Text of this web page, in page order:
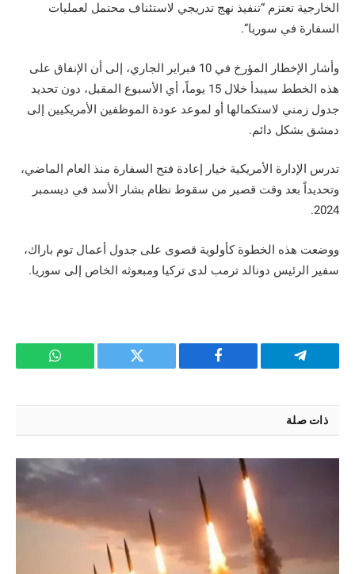
الخارجية تعتزم “تنفيذ نهج تدريجي لاستئناف محتمل لعمليات
السفارة في سوريا”.
وأشار الإخطار المؤرخ في 10 فبراير الجاري، إلى أن الإنفاق على
هذه الخطط سيبدأ خلال 15 يوماً، أي الأسبوع المقبل، دون تحديد
جدول زمني لاستكمالها أو لموعد عودة الموظفين الأمريكيين إلى
دمشق بشكل دائم.
تدرس الإدارة الأمريكية خيار إعادة فتح السفارة منذ العام الماضي،
وتحديداً بعد وقت قصير من سقوط نظام بشار الأسد في ديسمبر
2024.
ووضعت هذه الخطوة كأولوية قصوى على جدول أعمال توم باراك،
سفير الرئيس دونالد ترمب لدى تركيا ومبعوثه الخاص إلى سوريا.
تيلقرام فيسبوك تويتر واتساب
ذات صلة